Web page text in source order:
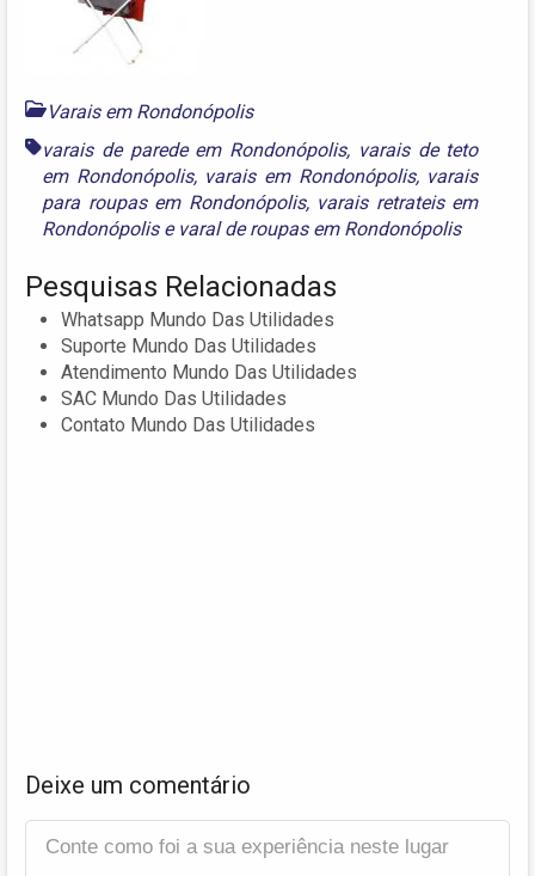
Varais em Rondonópolis
varais de parede em Rondonópolis, varais de teto
em Rondonópolis, varais em Rondonópolis, varais
para roupas em Rondonópolis, varais retrateis em
Rondonópolise varal de roupas em Rondonópolis
Pesquisas Relacionadas
Whatsapp Mundo Das Utilidades
Suporte Mundo Das Utilidades
Atendimento Mundo Das Utilidades
SAC Mundo Das Utilidades
Contato Mundo Das Utilidades
Deixe um comentário